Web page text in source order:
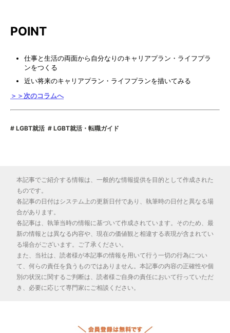
POINT
仕事と生活の両面から自分なりのキャリアプラン・ライフプラ
ンをつくる
近い将来のキャリアプラン・ライフプランを描いてみる
＞＞次のコラムへ
LGBT就活 LGBT就活・転職ガイド
本記事でご紹介する情報は、一般的な情報提供を目的として作成された
ものです。
各記事の日付はシステム上の更新日付であり、執筆時の日付と異なる場
合があります。
各記事は、執筆当時の情報に基づいて作成されています。そのため、最
新の情報とは異なる内容や、現在の価値観と相違する表現が含まれてい
る場合がございます。ご了承ください。
また、当社は、読者様が本記事の情報を用いて行う一切の行為につい
て、何らの責任を負うものではありません。本記事の内容の正確性や個
別の状況に関するご判断は、読者様ご自身の責任において行っていただ
き、必要に応じて専門家にご相談ください。